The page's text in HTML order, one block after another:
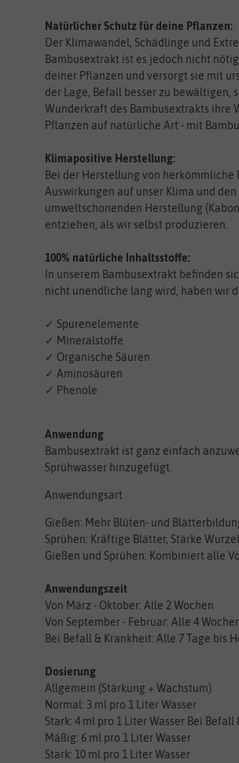
Natürlicher Schutz für deine Pflanzen:
Der Klimawandel, Schädlinge und
Bambusextrakt ist es jedoch nicht
deiner Pflanzen und versorgt sie mit
der Lage, Befall besser zu bewältigen,
Wunderkraft des Bambusextrakts ihre
Pflanzen auf natürliche Art - mit
Klimapositive Herstellung:
Bei der Herstellung von herkömmliche
Auswirkungen auf unser Klima und
umweltschonenden Herstellung
entziehen, als wir selbst produzieren.
100% natürliche Inhaltsstoffe:
In unserem Bambusextrakt befinden
nicht unendliche lang wird, haben wir
✓ Spurenelemente
✓ Mineralstoffe
✓ Organische Säuren
✓ Aminosäuren
✓ Phenole
Anwendung
Bambusextrakt ist ganz einfach
Sprühwasser hinzugefügt.
Anwendungsart
Gießen: Mehr Blüten- und
Sprühen: Kräftige Blätter, Stärke
Gießen und Sprühen: Kombiniert alle
Anwendungszeit
Von März - Oktober: Alle 2 Wochen
Von September - Februar: Alle 4
Bei Befall & Krankheit: Alle 7 Tage bis
Dosierung
Allgemein (Stärkung + Wachstum)
Normal: 3 ml pro 1 Liter Wasser
Stark: 4 ml pro 1 Liter Wasser Bei
Mäßig: 6 ml pro 1 Liter Wasser
Stark: 10 ml pro 1 Liter Wasser